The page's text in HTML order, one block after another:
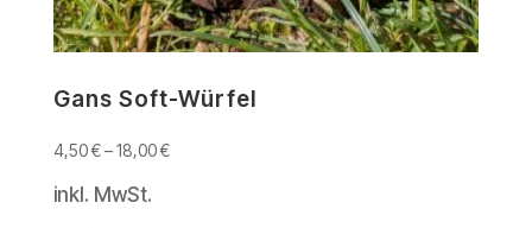
Gans Soft-Würfel
4,50€–18,00€
inkl. MwSt.